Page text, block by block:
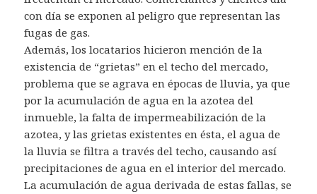
con día se exponen al peligro que representan las
fugas de gas.
Además, los locatarios hicieron mención de la
existencia de “grietas” en el techo del mercado,
problema que se agrava en épocas de lluvia, ya que
por la acumulación de agua en la azotea del
inmueble, la falta de impermeabilización de la
azotea, y las grietas existentes en ésta, el agua de
la lluvia se filtra a través del techo, causando así
precipitaciones de agua en el interior del mercado.
La acumulación de agua derivada de estas fallas, se